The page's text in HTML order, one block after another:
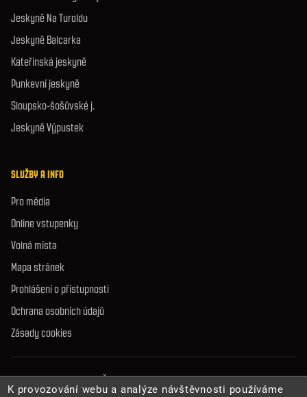
Jeskyně Na Turoldu
Jeskyně Balcarka
Kateřinská jeskyně
Punkevní jeskyně
Sloupsko-šošůvské j.
Jeskyně Výpustek
SLUŽBY A INFO
Pro média
Online vstupenky
Volná místa
Mapa stránek
Prohlášení o přístupnosti
Ochrana osobních údajů
Zásady cookies
© 2026 Správa jeskyní České republiky. Všechna práva vyhrazena.
K provozování webu a analýze návštěvnosti používáme